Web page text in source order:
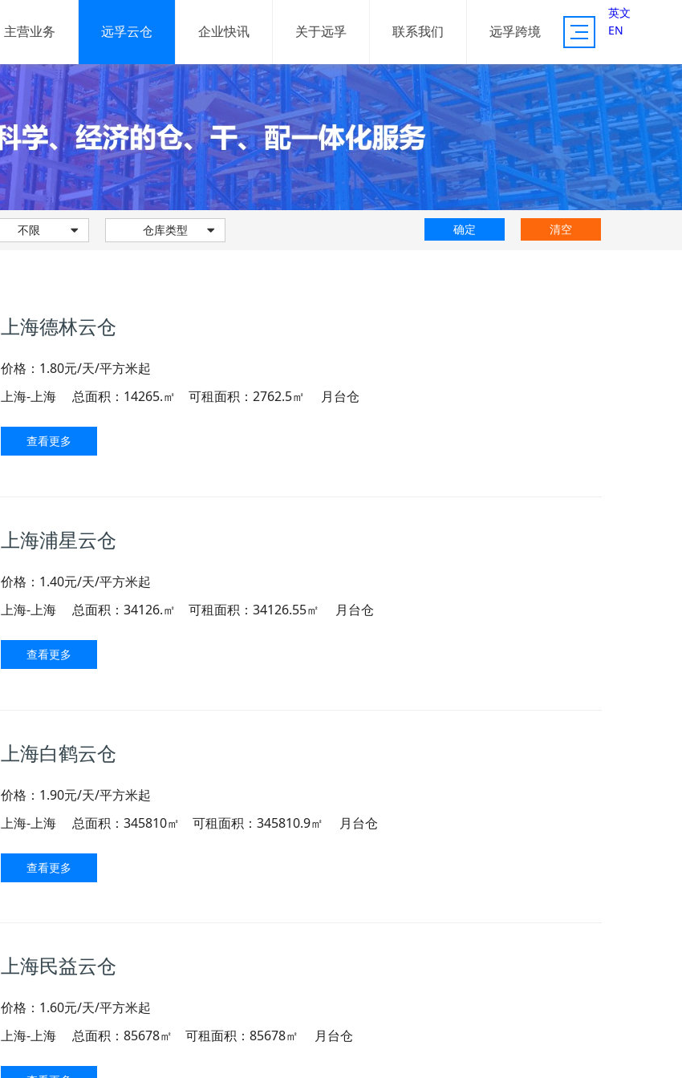
主营业务 远孚云仓 企业快讯 关于远孚 联系我们 远孚跨境
网络货运
网络货运平台
信息服务
供应链管理系统
仓储管理系统
运输管理系统
供应链服务
资源体系
服务案例
英文
EN
不限 仓库类型 确定 清空
上海德林云仓
价格：1.80元/天/平方米起
上海-上海
总面积：14265.㎡ 可租面积：2762.5㎡ 月台仓
查看更多
上海浦星云仓
价格：1.40元/天/平方米起
上海-上海
总面积：34126.㎡ 可租面积：34126.55㎡ 月台仓
查看更多
上海白鹤云仓
价格：1.90元/天/平方米起
上海-上海
总面积：345810㎡ 可租面积：345810.9㎡ 月台仓
查看更多
上海民益云仓
价格：1.60元/天/平方米起
上海-上海
总面积：85678㎡ 可租面积：85678㎡ 月台仓